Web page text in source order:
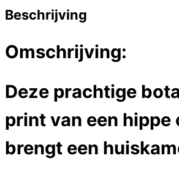
Beschrijving
Omschrijving:
Deze prachtige
print van een hippe
brengt een